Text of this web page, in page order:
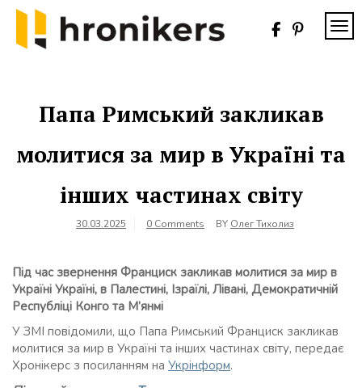
Skip
content
Папа Римський закликав
молитися за мир в Україні та
інших частинах світу
30.03.2025 0 Comments BY Олег Тихолиз
Під час звернення Франциск закликав молитися за мир в
Україні Україні, в Палестині, Ізраїлі, Лівані, Демократичній
Республіці Конго та М’янмі
У ЗМІ повідомили, що Папа Римський Франциск закликав
молитися за мир в Україні та інших частинах світу, передає
Хронікерс з посиланням на Укрінформ.